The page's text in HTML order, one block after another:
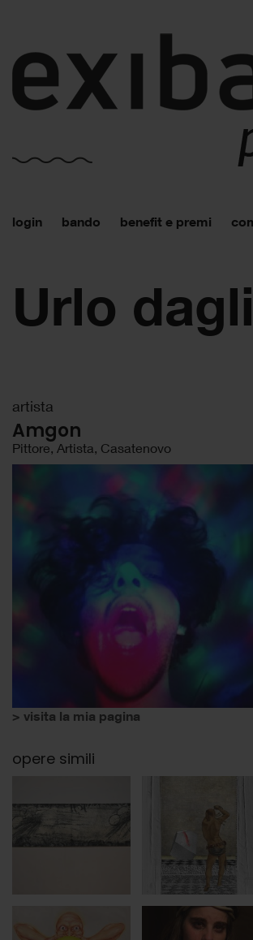
login bando benefit e premi
Urlo
artista
Amgon
Pittore, Artista, Casatenovo
> visita la mia pagina
opere simili